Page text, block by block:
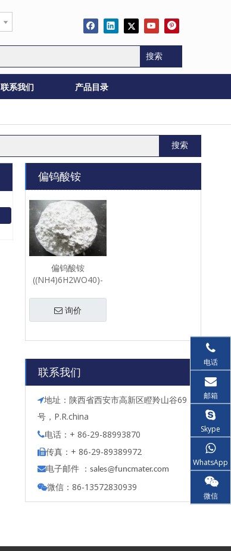
搜索
联系我们 产品目录
搜索
偏钨酸铵
偏钨酸铵
((NH4)6H2WO40)-
询价
联系我们
地址：陕西省西安市高新区瞪羚山谷69
号，P.R.china
电话：+ 86-29-88993870
传真：+ 86-29-89389972
电子邮件 ： sales@funcmater.com
微信：86-13572830939
电话
邮箱
Skype
WhatsApp
微信